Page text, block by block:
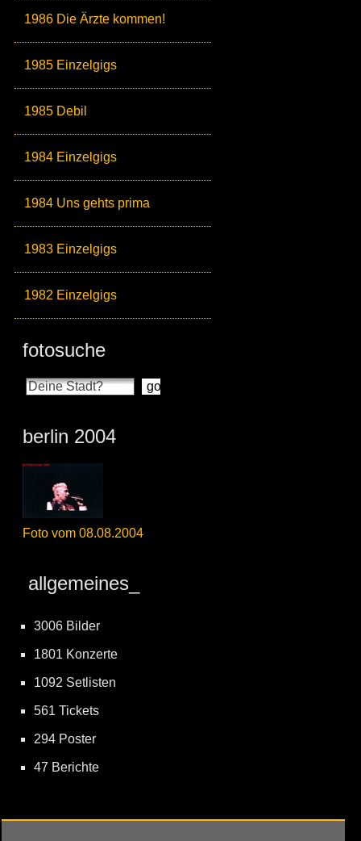
1986 Die Ärzte kommen!
1985 Einzelgigs
1985 Debil
1984 Einzelgigs
1984 Uns gehts prima
1983 Einzelgigs
1982 Einzelgigs
fotosuche
berlin 2004
Foto vom 08.08.2004
allgemeines_
3006 Bilder
1801 Konzerte
1092 Setlisten
561 Tickets
294 Poster
47 Berichte